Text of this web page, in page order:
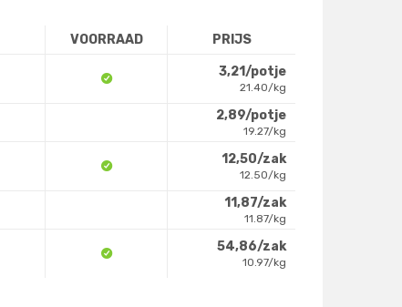
VOORRAAD PRIJS
3,21/potje
21.40/kg
2,89/potje
19.27/kg
12,50/zak
12.50/kg
11,87/zak
11.87/kg
54,86/zak
10.97/kg